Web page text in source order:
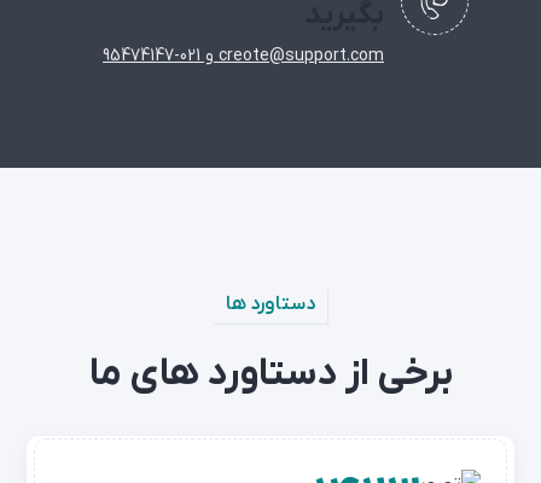
creote@support.com و 021-95474147
دستاورد ها
برخی از دستاورد های ما